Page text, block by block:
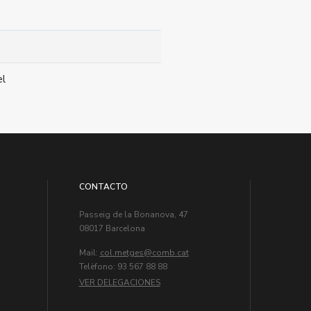
CONTACTO
Passeig de la Bonanova, 47
08017 Barcelona
Mail: col.metges
Telèfono: 93 567 88 88
VER DELEGACIONES